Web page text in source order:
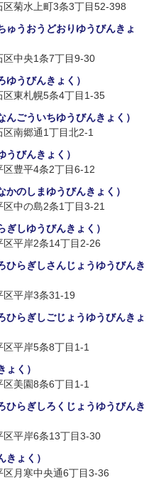
菊水上町3条3丁目52-398
ゅうおうどおりゆうびんきょ
中央1条7丁目9-30
うびんきょく）
東札幌5条4丁目1-35
ごういちゆうびんきょく）
南郷通1丁目北2-1
びんきょく）
豊平4条2丁目6-12
のしまゆうびんきょく）
中の島2条1丁目3-21
しゆうびんきょく）
平岸2条14丁目2-26
ひらぎしさんじょうゆうびんき
平岸3条31-19
ひらぎしごじょうゆうびんきょ
平岸5条8丁目1-1
く）
美園8条6丁目1-1
ひらぎしろくじょうゆうびんき
平岸6条13丁目3-30
ょく）
月寒中央通6丁目3-36